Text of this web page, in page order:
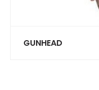
GUNHEAD